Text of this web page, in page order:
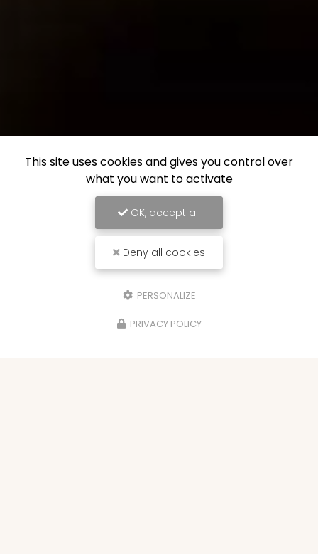
This site uses cookies and gives you control over
what you want to activate
OK, accept all
Deny all cookies
PERSONALIZE
PRIVACY POLICY